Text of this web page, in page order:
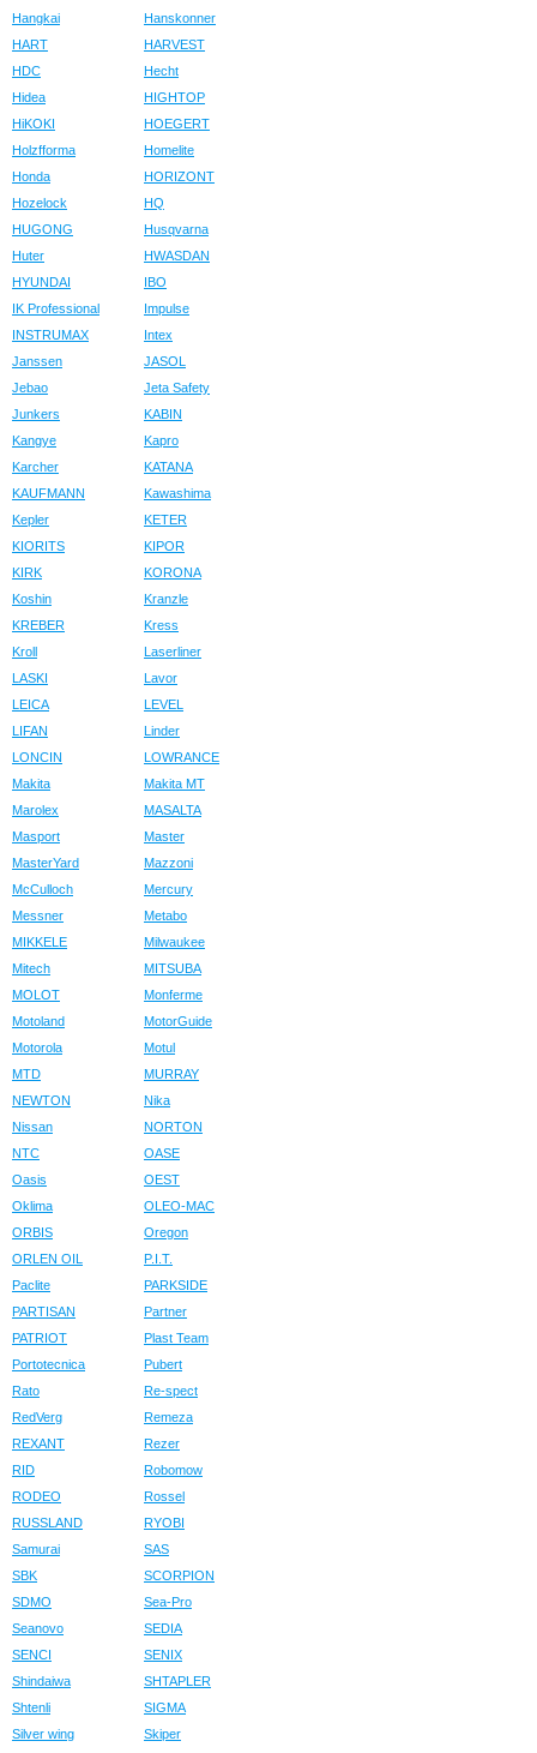
Hangkai
Hanskonner
HART
HARVEST
HDC
Hecht
Hidea
HIGHTOP
HiKOKI
HOEGERT
Holzfforma
Homelite
Honda
HORIZONT
Hozelock
HQ
HUGONG
Husqvarna
Huter
HWASDAN
HYUNDAI
IBO
IK Professional
Impulse
INSTRUMAX
Intex
Janssen
JASOL
Jebao
Jeta Safety
Junkers
KABIN
Kangye
Kapro
Karcher
KATANA
KAUFMANN
Kawashima
Kepler
KETER
KIORITS
KIPOR
KIRK
KORONA
Koshin
Kranzle
KREBER
Kress
Kroll
Laserliner
LASKI
Lavor
LEICA
LEVEL
LIFAN
Linder
LONCIN
LOWRANCE
Makita
Makita MT
Marolex
MASALTA
Masport
Master
MasterYard
Mazzoni
McCulloch
Mercury
Messner
Metabo
MIKKELE
Milwaukee
Mitech
MITSUBA
MOLOT
Monferme
Motoland
MotorGuide
Motorola
Motul
MTD
MURRAY
NEWTON
Nika
Nissan
NORTON
NTC
OASE
Oasis
OEST
Oklima
OLEO-MAC
ORBIS
Oregon
ORLEN OIL
P.I.T.
Paclite
PARKSIDE
PARTISAN
Partner
PATRIOT
Plast Team
Portotecnica
Pubert
Rato
Re-spect
RedVerg
Remeza
REXANT
Rezer
RID
Robomow
RODEO
Rossel
RUSSLAND
RYOBI
Samurai
SAS
SBK
SCORPION
SDMO
Sea-Pro
Seanovo
SEDIA
SENCI
SENIX
Shindaiwa
SHTAPLER
Shtenli
SIGMA
Silver wing
Skiper